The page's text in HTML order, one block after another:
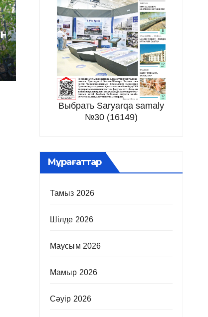
Выбрать Saryarqa samaly
№30 (16149)
Мұрағаттар
Тамыз 2026
Шілде 2026
Маусым 2026
Мамыр 2026
Сәуір 2026